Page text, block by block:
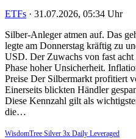
ETFs · 31.07.2026, 05:34 Uhr
Silber-Anleger atmen auf. Das
legte am Donnerstag kräftig zu
USD. Der Zuwachs von fast acht
Phase hoher Unsicherheit.
Preise Der Silbermarkt profitiert
Einerseits blickten Händler
Diese Kennzahl gilt als
die…
WisdomTree Silver 3x Daily Leveraged